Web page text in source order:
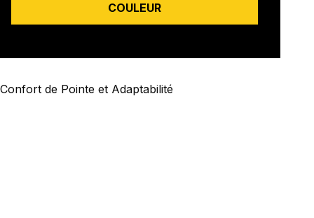
COULEUR